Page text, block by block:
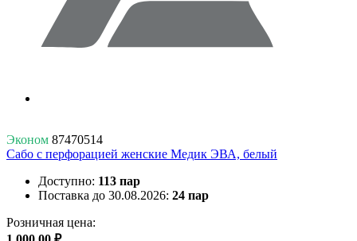
Эконом 87470514
Сабо с перфорацией женские Медик ЭВА, белый
Доступно: 113 пар
Поставка до 30.08.2026: 24 пар
Розничная цена: